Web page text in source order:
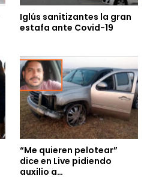
Iglús sanitizantes la gran
estafa ante Covid-19
“Me quieren pelotear”
dice en Live pidiendo
auxilio a…